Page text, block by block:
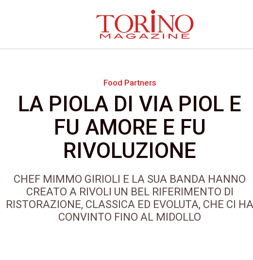
Food Partners
LA PIOLA DI VIA PIOL E
FU AMORE E FU
RIVOLUZIONE
CHEF MIMMO GIRIOLI E LA SUA BANDA HANNO
CREATO A RIVOLI UN BEL RIFERIMENTO DI
RISTORAZIONE, CLASSICA ED EVOLUTA, CHE CI HA
CONVINTO FINO AL MIDOLLO